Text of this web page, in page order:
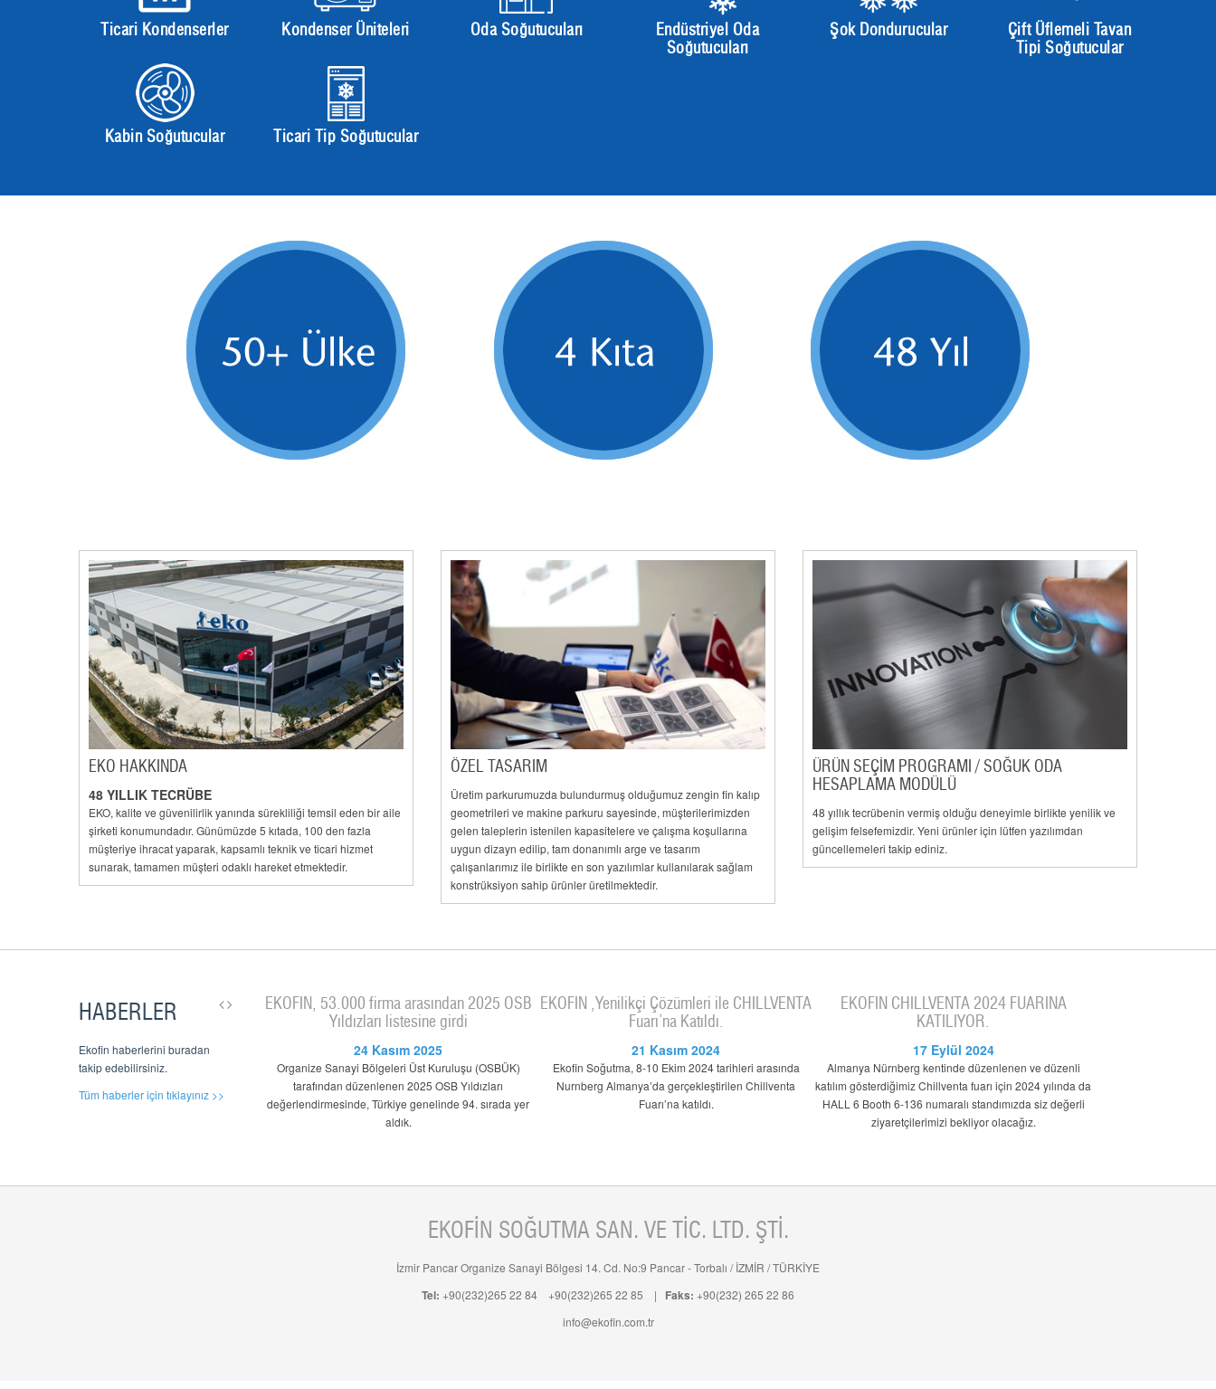
Ticari Kondenserler Kondenser Üniteleri Oda Soğutucuları
Endüstriyel Oda
Soğutucuları
Şok Dondurucular
Çift Üflemeli Tavan
Tipi Soğutucular
Kabin Soğutucular Ticari Tip Soğutucular
EKO HAKKINDA
48 YILLIK TECRÜBE
EKO, kalite ve güvenilirlik yanında sürekliliği temsil eden bir aile
şirketi konumundadır. Günümüzde 5 kıtada, 100 den fazla
müşteriye ihracat yaparak, kapsamlı teknik ve ticari hizmet
sunarak, tamamen müşteri odaklı hareket etmektedir.
ÖZEL TASARIM
Üretim parkurumuzda bulundurmuş olduğumuz zengin fin kalıp
geometrileri ve makine parkuru sayesinde, müşterilerimizden
gelen taleplerin istenilen kapasitelere ve çalışma koşullarına
uygun dizayn edilip, tam donanımlı arge ve tasarım
çalışanlarımız ile birlikte en son yazılımlar kullanılarak sağlam
konstrüksiyon sahip ürünler üretilmektedir.
ÜRÜN SEÇİM PROGRAMI / SOĞUK ODA
HESAPLAMA MODÜLÜ
48 yıllık tecrübenin vermiş olduğu deneyimle birlikte yenilik ve
gelişim felsefemizdir. Yeni ürünler için lütfen yazılımdan
güncellemeleri takip ediniz.
HABERLER
Ekofin haberlerini buradan
takip edebilirsiniz.
Tüm haberler için tıklayınız >>
EKOFİN, 53.000 firma arasından 2025 OSB
Yıldızları listesine girdi
24 Kasım 2025
Organize Sanayi Bölgeleri Üst Kuruluşu (OSBÜK)
tarafından düzenlenen 2025 OSB Yıldızları
değerlendirmesinde, Türkiye genelinde 94. sırada yer
aldık.
EKOFİN ,Yenilikçi Çözümleri ile CHILLVENTA
Fuarı’na Katıldı.
21 Kasım 2024
Ekofin Soğutma, 8-10 Ekim 2024 tarihleri arasında
Nurnberg Almanya’da gerçekleştirilen Chillventa
Fuarı’na katıldı.
EKOFİN CHILLVENTA 2024 FUARINA
KATILIYOR.
17 Eylül 2024
Almanya Nürnberg kentinde düzenlenen ve düzenli
katılım gösterdiğimiz Chillventa fuarı için 2024 yılında da
HALL 6 Booth 6-136 numaralı standımızda siz değerli
ziyaretçilerimizi bekliyor olacağız.
EKOFİN SOĞUTMA SAN. VE TİC. LTD. ŞTİ.
İzmir Pancar Organize Sanayi Bölgesi 14. Cd. No:9 Pancar - Torbalı / İZMİR / TÜRKİYE
Tel: +90(232)265 22 84 +90(232)265 22 85 | Faks: +90(232) 265 22 86
info@ekofin.com.tr